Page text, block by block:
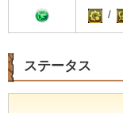
/
ステータス